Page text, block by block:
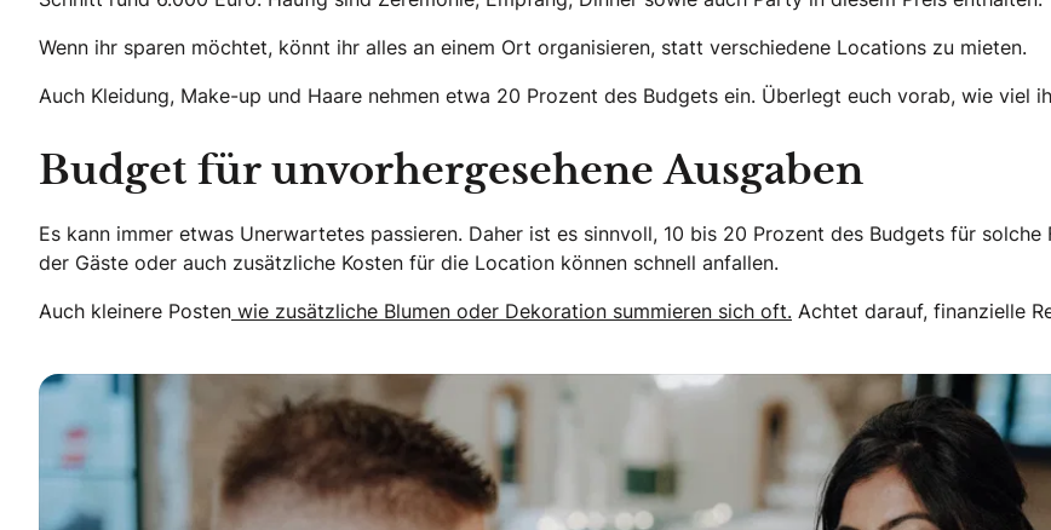
Wenn ihr sparen möchtet, könnt ihr alles an einem Ort organisieren, statt verschiedene Locations zu mieten.
Auch Kleidung, Make-up und Haare nehmen etwa 20 Prozent des Budgets ein. Überlegt euch vorab, wie viel
Budget für unvorhergesehene Ausgaben
Es kann immer etwas Unerwartetes passieren. Daher ist es sinnvoll, 10 bis 20 Prozent des Budgets für
der Gäste oder auch zusätzliche Kosten für die Location können schnell anfallen.
Auch kleinere Posten wie zusätzliche Blumen oder Dekoration summieren sich oft. Achtet darauf, finanzielle